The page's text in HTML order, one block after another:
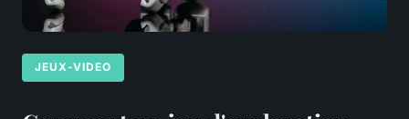
JEUX-VIDEO